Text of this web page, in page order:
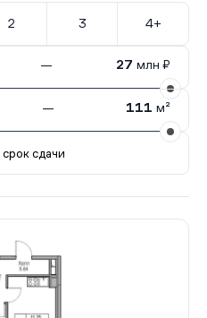
2 3 4+
— 27 млн ₽
— 111 м²
сдачи
6 кв.IV кв. 2026